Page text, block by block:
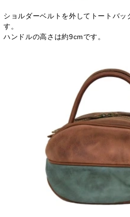
ショルダーベルトを外してトートバッ
す。
ハンドルの高さは約9cmです。